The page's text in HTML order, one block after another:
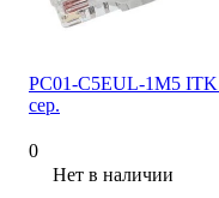
PC01-C5EUL-1M5
сер.
0
Нет в наличии